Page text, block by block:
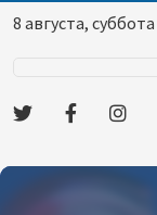
8 августа, суббота